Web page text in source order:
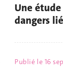
Une
dangers
Publié le 16